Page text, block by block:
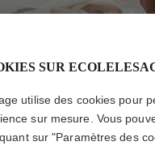
SUR
utilise des cookies pour
sur mesure. Vous
sur "Paramètres des